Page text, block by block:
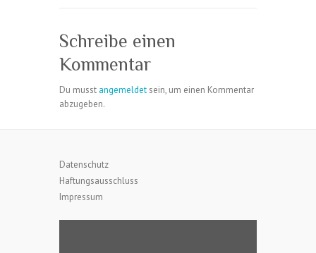
Schreibe einen
Kommentar
Du musst angemeldet sein, um einen Kommentar
abzugeben.
Datenschutz
Haftungsausschluss
Impressum